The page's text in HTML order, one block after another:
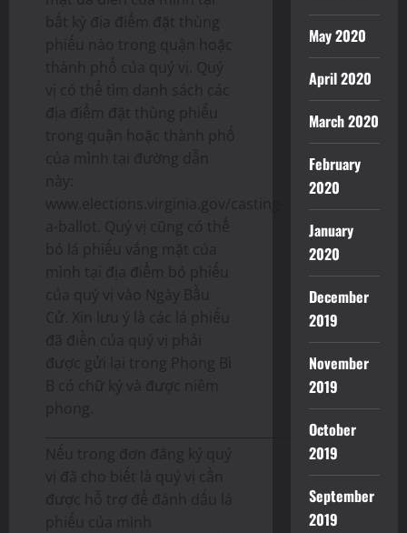
bất kỳ địa điểm đặt thùng
phiếu nào trong quận hoặc
thành phố của quý vị. Quý
vị có thể tìm danh sách các
địa điểm đặt thùng phiếu
trong quận hoặc thành phố
của mình tại đường dẫn
này:
www.elections.virginia.gov/casting-
a-ballot. Quý vị cũng có thể
bỏ lá phiếu vắng mặt của
mình tại địa điểm bỏ phiếu
của quý vị vào Ngày Bầu
Cử. Xin lưu ý là các lá phiếu
đã điền của quý vị phải
được gửi lại trong Phong Bì
B có chữ ký và được niêm
phong.
______________________________________________________
Nếu trong đơn đăng ký quý
vị đã cho biết là quý vị cần
được hỗ trợ để đánh dấu lá
phiếu của mình
May 2020
April 2020
March 2020
February
2020
January
2020
December
2019
November
2019
October
2019
September
2019